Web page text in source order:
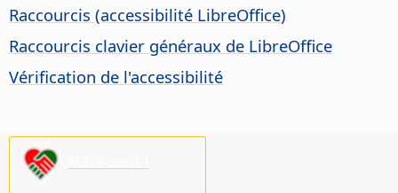
Raccourcis (accessibilité LibreOffice)
Raccourcis clavier généraux de LibreOffice
Vérification de l'accessibilité